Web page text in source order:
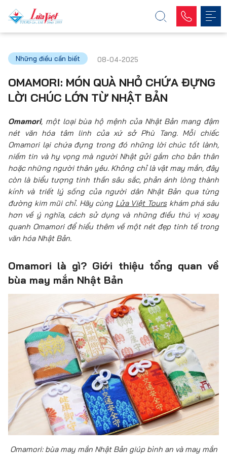
Những điều cần biết 08-04-2025
OMAMORI: MÓN QUÀ NHỎ CHỨA ĐỰNG
LỜI CHÚC LỚN TỪ NHẬT BẢN
Omamori, một loại bùa hộ mệnh của Nhật Bản mang đậm
nét văn hóa tâm linh của xứ sở Phù Tang. Mỗi chiếc
Omamori lại chứa đựng trong đó những lời chúc tốt lành,
niềm tin và hy vọng mà người Nhật gửi gắm cho bản thân
hoặc những người thân yêu. Không chỉ là vật may mắn, đây
còn là biểu tượng tinh thần sâu sắc, phản ánh lòng thành
kính và triết lý sống của người dân Nhật Bản qua từng
đường kim mũi chỉ. Hãy cùng Lửa Việt Tourskhám phá sâu
hơn về ý nghĩa, cách sử dụng và những điều thú vị xoay
quanh Omamori để hiểu thêm về một nét đẹp tinh tế trong
văn hóa Nhật Bản.
Omamori là gì? Giới thiệu tổng quan về
bùa may mắn Nhật Bản
Omamori: bùa may mắn Nhật Bản giúp bình an và may mắn